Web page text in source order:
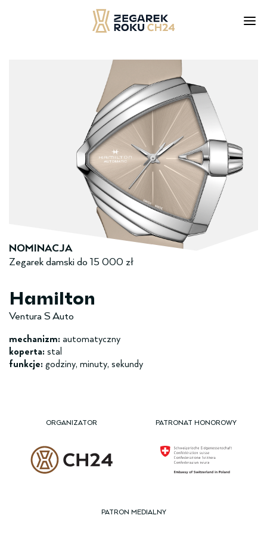
Hamilton
Ventura S Auto
mechanizm: automatyczny
koperta: stal
funkcje: godziny, minuty, sekundy
NOMINACJA
Zegarek damski ­do­ 15 000 zł
ORGANIZATOR PATRONAT HONOROWY
PATRON MEDIALNY